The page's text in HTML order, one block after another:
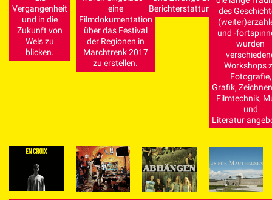
Vergangenheit
und in die
Zukunft von
Wels zu
blicken.
eine
Filmdokumentation
über das Festival
der Regionen in
Marchtrenk 2017
zu erstellen.
Berichterstattung. des
und -
wurden
Workshops
Fotografie,
Grafik,
Filmtechnik,
und
Literatur